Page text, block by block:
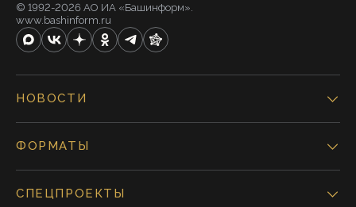
© 1992-2026 АО ИА «Башинформ».
www.bashinform.ru
НОВОСТИ
ФОРМАТЫ
СПЕЦПРОЕКТЫ